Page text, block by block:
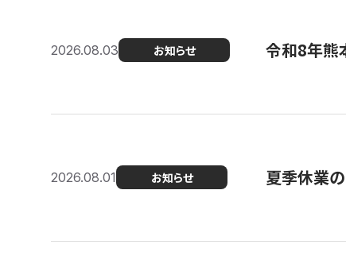
2026.08.03 お知らせ 令和8年熊
2026.08.01 お知らせ 夏季休業